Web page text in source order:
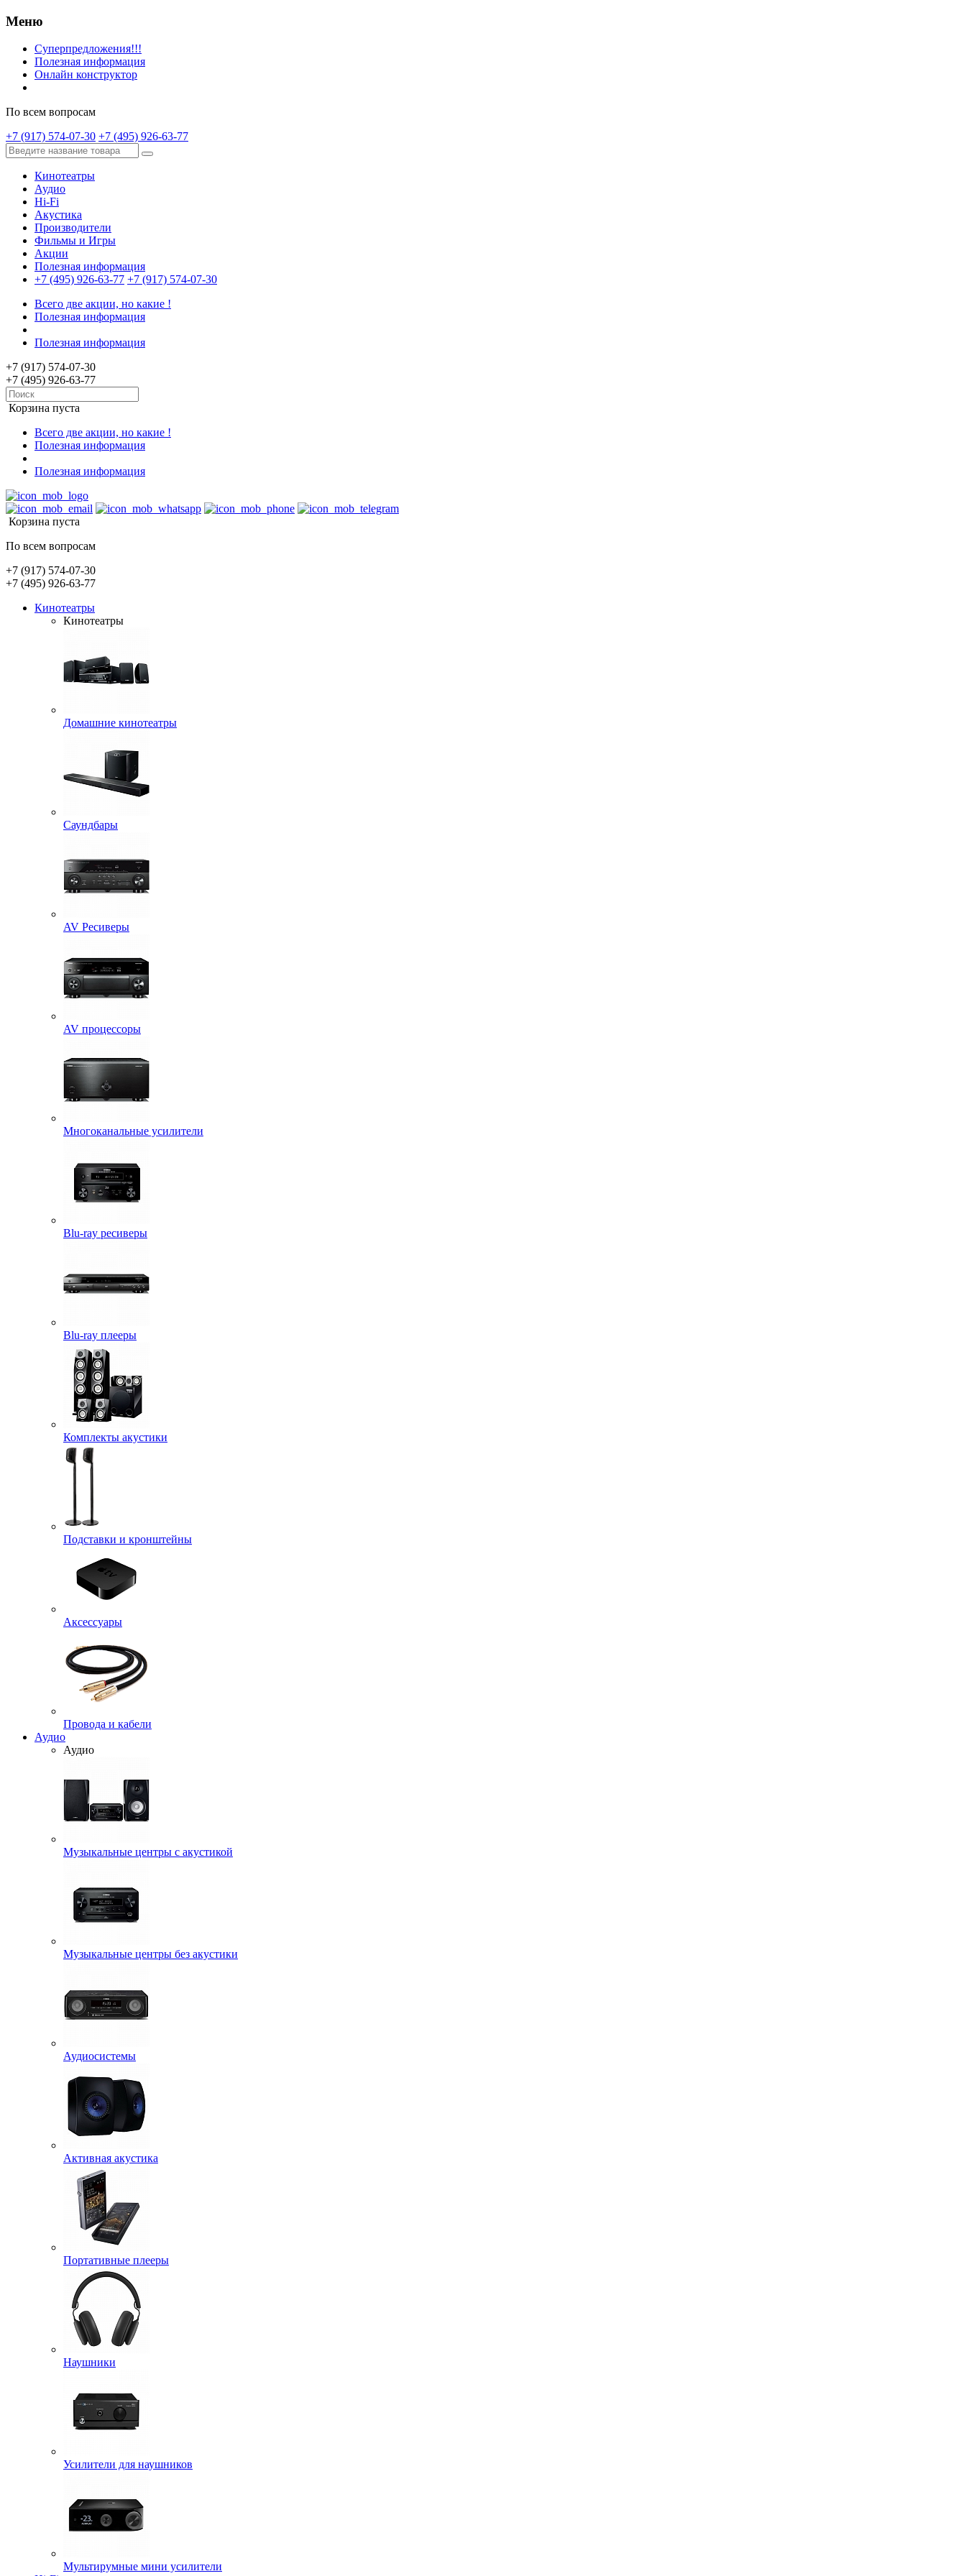
Меню
Суперпредложения!!!
Полезная информация
Онлайн конструктор
По всем вопросам
+7 (917) 574-07-30 +7 (495) 926-63-77
Кинотеатры
Аудио
Hi-Fi
Акустика
Производители
Фильмы и Игры
Акции
Полезная информация
+7 (495) 926-63-77 +7 (917) 574-07-30
Всего две акции, но какие !
Полезная информация
Полезная информация
+7 (917) 574-07-30
+7 (495) 926-63-77
Корзина пуста
Всего две акции, но какие !
Полезная информация
Полезная информация
Корзина пуста
По всем вопросам
+7 (917) 574-07-30
+7 (495) 926-63-77
Кинотеатры
Кинотеатры
Домашние кинотеатры
Саундбары
AV Ресиверы
AV процессоры
Многоканальные усилители
Blu-ray ресиверы
Blu-ray плееры
Комплекты акустики
Подставки и кронштейны
Аксессуары
Провода и кабели
Аудио
Аудио
Музыкальные центры с акустикой
Музыкальные центры без акустики
Аудиосистемы
Активная акустика
Портативные плееры
Наушники
Усилители для наушников
Мультирумные мини усилители